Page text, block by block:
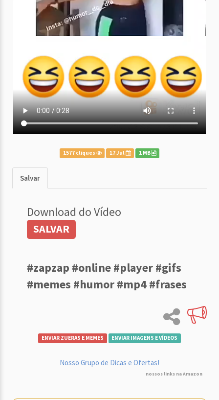
1577 cliques 17 Jul 1 MB
Salvar
Download do Vídeo
SALVAR
#zapzap #online #player #gifs
#memes #humor #mp4 #frases
ENVIAR ZUERAS E MEMES ENVIAR IMAGENS E VÍDEOS
Nosso Grupo de Dicas e Ofertas!
nossos links na Amazon